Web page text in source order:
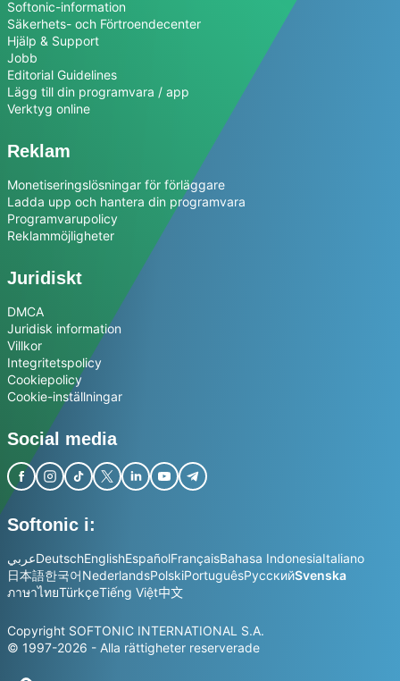
Softonic-information
Säkerhets- och Förtroendecenter
Hjälp & Support
Jobb
Editorial Guidelines
Lägg till din programvara / app
Verktyg online
Reklam
Monetiseringslösningar för förläggare
Ladda upp och hantera din programvara
Programvarupolicy
Reklammöjligheter
Juridiskt
DMCA
Juridisk information
Villkor
Integritetspolicy
Cookiepolicy
Cookie-inställningar
Social media
Softonic i:
عربيDeutschEnglishEspañolFrançaisBahasa IndonesiaItaliano
日本語한국어NederlandsPolskiPortuguêsРусскийSvenska
ภาษาไทยTürkçeTiếng Việt中文
Copyright SOFTONIC INTERNATIONAL S.A.
© 1997-2026 - Alla rättigheter reserverade